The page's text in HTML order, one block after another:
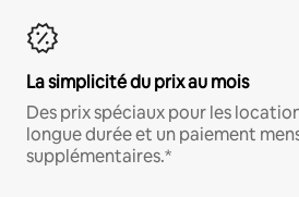
La simplicité du prix au mois
Des prix spéciaux pour les
longue durée et un paiement
supplémentaires.*